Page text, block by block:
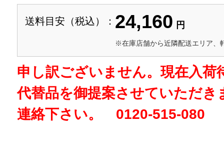
送料目安（税込）： 24,160 円
※在庫店舗から近隣配送エリア、
申し訳ございません。現在入荷
代替品を御提案させていただき
連絡下さい。 0120-515-080